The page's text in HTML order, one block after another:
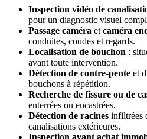
Inspection vidéo de
pour un diagnostic visuel
Passage caméra et caméra
conduites, coudes et regards.
Localisation de bouchon :
avant toute intervention.
Détection de contre-pente et
bouchons à répétition.
Recherche de fissure ou de
enterrées ou encastrées.
Détection de racines infiltrées
canalisations extérieures.